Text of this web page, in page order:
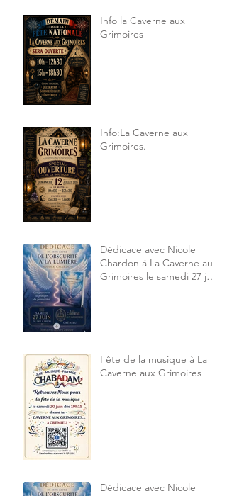
Info la Caverne aux
Grimoires
Info:La Caverne aux
Grimoires.
Dédicace avec Nicole
Chardon á La Caverne aux
Grimoires le samedi 27 juin
Fête de la musique à La
Caverne aux Grimoires
Dédicace avec Nicole